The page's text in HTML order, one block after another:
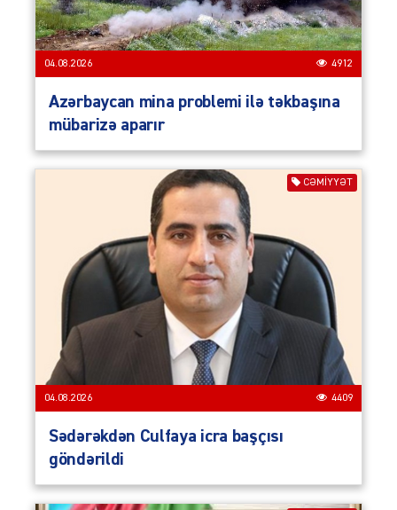
04.08.2026 4912
Azərbaycan mina problemi ilə təkbaşına
mübarizə aparır
CƏMIYYƏT
04.08.2026 4409
Sədərəkdən Culfaya icra başçısı
göndərildi